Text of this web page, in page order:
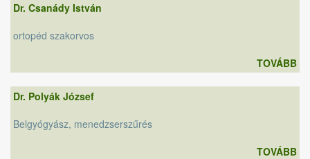
Dr. Csanády István
ortopéd szakorvos
TOVÁBB
Dr. Polyák József
Belgyógyász, menedzserszűrés
TOVÁBB